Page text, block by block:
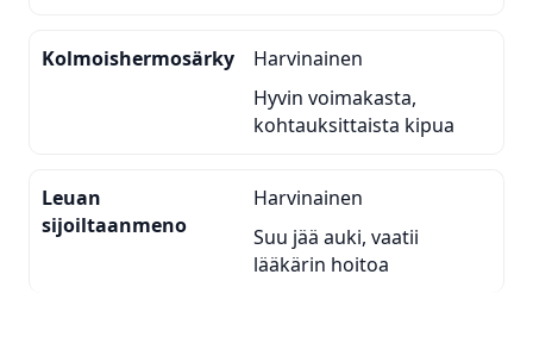
Kolmoishermosärky
Harvinainen
Hyvin voimakasta,
kohtauksittaista kipua
Leuan
sijoiltaanmeno
Harvinainen
Suu jää auki, vaatii
lääkärin hoitoa